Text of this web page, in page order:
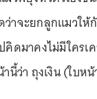
าจะยกลูกแมวให้
ดมาคงไม่มีใคร
ว่า ถุงเงิน (ใบห